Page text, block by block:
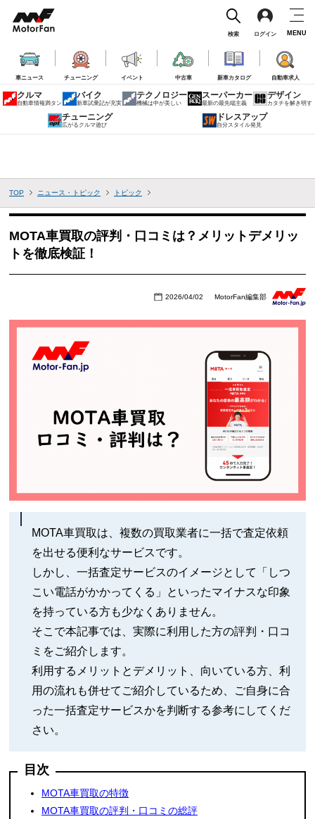
車ニュース チューニング イベント 中古車 新車カタログ 自動車求人
検索 ログイン MENU
クルマ
自動車情報満タン
バイク
新車試乗記が充実
テクノロジー
機械は中が美しい
スーパーカー
最新の最先端主義
デザイン
カタチを解き明す
チューニング
広がるクルマ遊び
ドレスアップ
自分スタイル発見
TOP ニュース・トピック トピック
MOTA車買取の評判・口コミは？メリットデメリッ
トを徹底検証！
2026/04/02 MotorFan編集部
MOTA車買取は、複数の買取業者に一括で査定依頼
を出せる便利なサービスです。
しかし、一括査定サービスのイメージとして「しつ
こい電話がかかってくる」といったマイナスな印象
を持っている方も少なくありません。
そこで本記事では、実際に利用した方の評判・口コ
ミをご紹介します。
利用するメリットとデメリット、向いている方、利
用の流れも併せてご紹介しているため、ご自身に合
った一括査定サービスかを判断する参考にしてくだ
さい。
目次
MOTA車買取の特徴
MOTA車買取の評判・口コミの総評